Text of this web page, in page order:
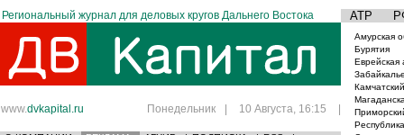
Региональный журнал для деловых кругов Дальнего Востока АТР
www.dvkapital.ru Понедельник | 10 Августа, 16:15 |
Амурская
Бурятия
Еврейская